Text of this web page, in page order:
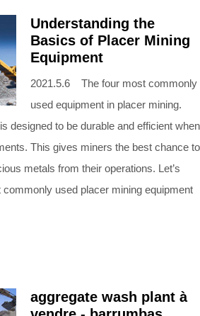
Understanding the
Basics of Placer Mining
Equipment
2021.5.6 The four most commonly
used equipment in placer mining.
designed to be durable and efficient when
This gives miners the best chance to
metals from their operations. Let’s
used placer mining equipment
aggregate wash plant à